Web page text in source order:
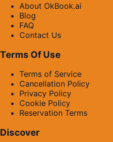
About OkBook.ai
Blog
FAQ
Contact Us
Terms Of Use
Terms of Service
Cancellation Policy
Privacy Policy
Cookie Policy
Reservation Terms
Discover